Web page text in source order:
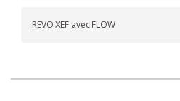
REVO XEF avec FLOW